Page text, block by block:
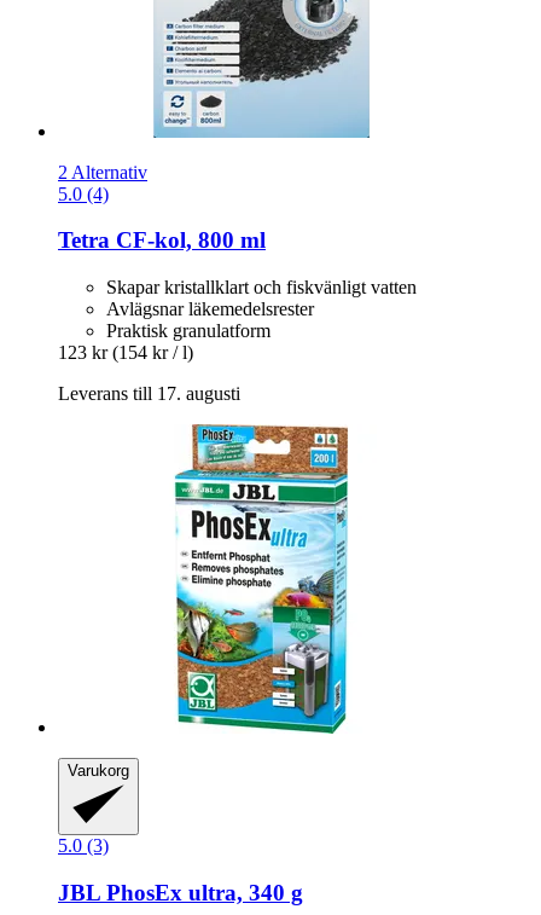
2 Alternativ
5.0 (4)
Tetra CF-​kol, 800 ml
Skapar kristallklart och fiskvänligt vatten
Avlägsnar läkemedelsrester
Praktisk granulatform
123 kr (154 kr / l)
Leverans till 17. augusti
Varukorg
5.0 (3)
JBL PhosEx ultra, 340 g